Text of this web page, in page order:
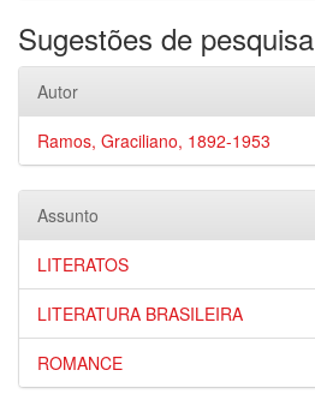
Sugestões de pesquisa
Autor
Ramos, Graciliano, 1892-1953
Assunto
LITERATOS
LITERATURA BRASILEIRA
ROMANCE